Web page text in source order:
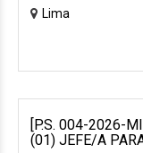
Lima
[P.S. 004-2026-
(01) JEFE/A